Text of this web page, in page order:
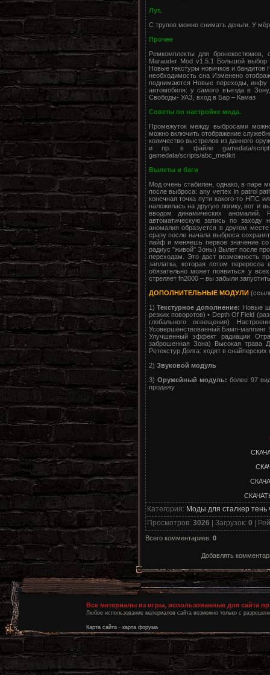
Лут.
С трупов можно снимать деньги. У
Прочее
Ремкомплекты для бронекостюмов,
Marauder Mod v1.5.1 Большой
Новые текстуры новичков и бандитов
необходимость сна Изменено
поднимаются Новые переходы,
автомобиля: у самого въезда в
Свободы- УАЗ, вход в Бар – Камаз
Советы по настройке мода.
Промежуток между выбросами
можно включить отображение
количество выстрелов из данного
и пр. в файле gamedata/
gamedata/scripts/abc_medkit
Вылеты и баги
Мод очень стабилен, однако, в паре
после выброса: any vertex in patrol
конечная точка пути какого-то НПС
наложилась на другую логику, вот и
вводом динамических аномалий.
автоматическую запись по заходу
аномалия образуется в другом
сразу после начала выброса
лайф и меняешь первое значение
радиус "живой" Зоны) Вылет после
переходам. Это даст возможность
заплатка, которая потом
обязательно может появиться у
стреляет fn2000 – вы забыли
ДОПОЛНИТЕЛЬНЫЕ МОДУЛИ
1)Текстурное дополнение: Новые
резких поворотов) • Depth Of Field
глобального освещения)
Усовершенствованный Бамп-
Улучшенный эффект радиации
заброшенная Зона) Высокая трава
Ретекстур Долга: ходят в
2) Звуковой модуль
3) Оружейный модуль: более 97
продажу
Категория: Моды для сталкер тень
Просмотров: 3026 | Загрузок: 0 |
Всего комментариев: 0
Добавлять
Все материалы из игры, использованные для сайта
Любое использование материалов сайта возможно только с
Карта сайта - карта форума